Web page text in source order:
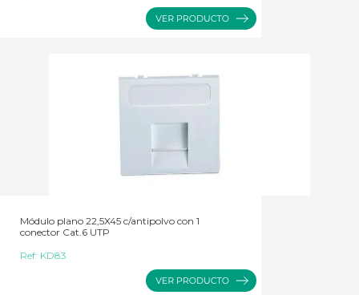
Módulo plano 22,5X45 c/antipolvo con 1
conector Cat.6 UTP
Ref: KD83